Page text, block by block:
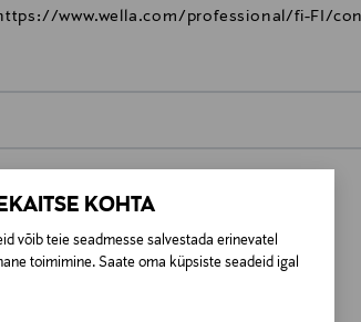
KOHTA
võib teie seadmesse salvestada erinevatel
toimimine. Saate oma küpsiste seadeid igal
www.wella.com/professional/fi-FI/
jooksul alates kauba kättesaamisest.
ja loodustooted peavad olema